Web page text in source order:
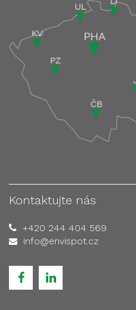
Kontaktujte nás
+420 244 404 569
info@envispot.cz